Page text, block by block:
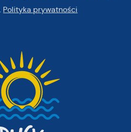
Polityka prywatności